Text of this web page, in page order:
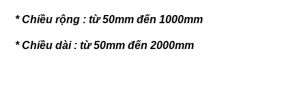
* Chiều rộng : từ 50mm đến 1000mm
* Chiều dài : từ 50mm đến 2000mm
0989 814 836